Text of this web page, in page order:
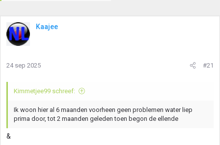
Kaajee
24 sep 2025 #21
Kimmetjee99 schreef:
Ik woon hier al 6 maanden voorheen geen problemen water liep
prima door, tot 2 maanden geleden toen begon de ellende
&